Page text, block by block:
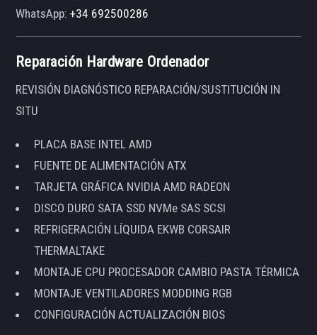
WhatsApp:+34 692500286
Reparación Hardware Ordenador
REVISIÓN DIAGNÓSTICO REPARACIÓN/SUSTITUCIÓN IN
SITU
PLACA BASE INTEL AMD
FUENTE DE ALIMENTACIÓN ATX
TARJETA GRÁFICA NVIDIA AMD RADEON
DISCO DURO SATA SSD NVMe SAS SCSI
REFRIGERACIÓN LÍQUIDA EKWB CORSAIR
THERMALTAKE
MONTAJE CPU PROCESADOR CAMBIO PASTA TÉRMICA
MONTAJE VENTILADORES MODDING RGB
CONFIGURACIÓN ACTUALIZACIÓN BIOS